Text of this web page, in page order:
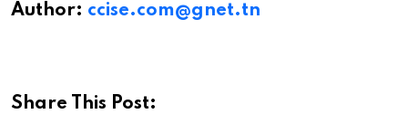
Author: ccise.com@gnet.tn
Share This Post: